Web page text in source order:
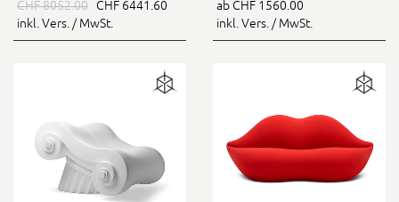
CHF 8052.00 CHF 6441.60
inkl. Vers. / MwSt.
ab CHF 1560.00
inkl. Vers. / MwSt.